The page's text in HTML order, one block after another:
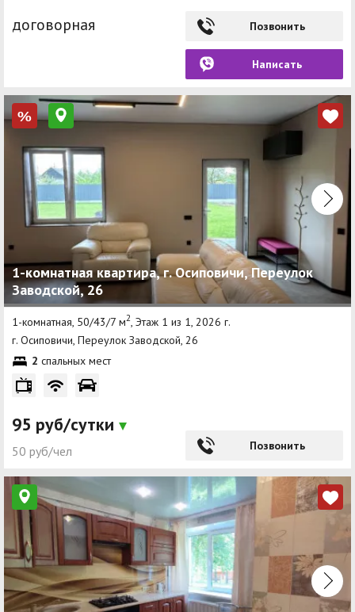
договорная Позвонить
Написать
%
1-комнатная квартира, г. Осиповичи, Переулок
Заводской, 26
1-комнатная, 50/43/7 м2 , Этаж 1 из 1, 2026 г.
г. Осиповичи, Переулок Заводской, 26
2 спальных мест
95 руб/сутки
50 руб/чел Позвонить